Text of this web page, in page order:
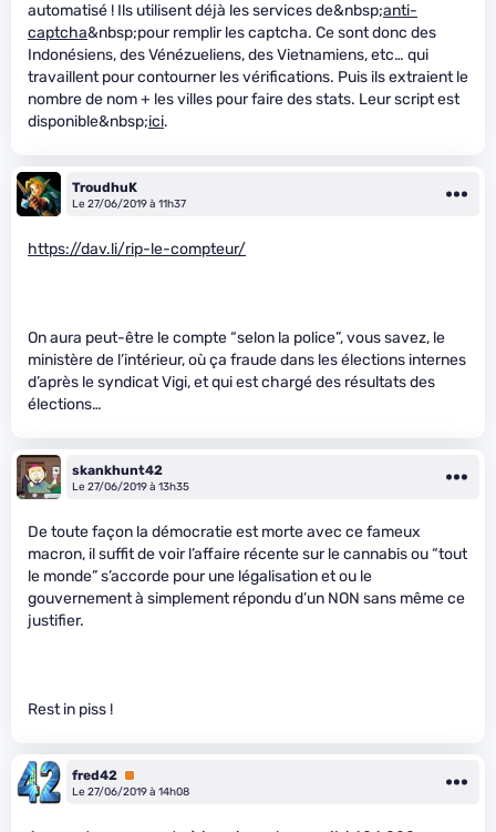
automatisé ! Ils utilisent déjà les services de&nbsp;anti-
captcha&nbsp;pour remplir les captcha. Ce sont donc des
Indonésiens, des Vénézueliens, des Vietnamiens, etc… qui
travaillent pour contourner les vérifications. Puis ils extraient le
nombre de nom + les villes pour faire des stats. Leur script est
disponible&nbsp;ici.
TroudhuK
Le 27/06/2019 à 11h37
https://dav.li/rip-le-compteur/
On aura peut-être le compte “selon la police”, vous savez, le
ministère de l’intérieur, où ça fraude dans les élections internes
d’après le syndicat Vigi, et qui est chargé des résultats des
élections…
skankhunt42
Le 27/06/2019 à 13h35
De toute façon la démocratie est morte avec ce fameux
macron, il suffit de voir l’affaire récente sur le cannabis ou “tout
le monde” s’accorde pour une légalisation et ou le
gouvernement à simplement répondu d’un NON sans même ce
justifier.
Rest in piss !
fred42 Premium
Le 27/06/2019 à 14h08